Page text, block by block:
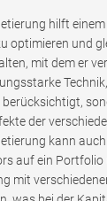
hilft
optimieren und
mit dem er
der
kann
auf ein Portfolio
mit